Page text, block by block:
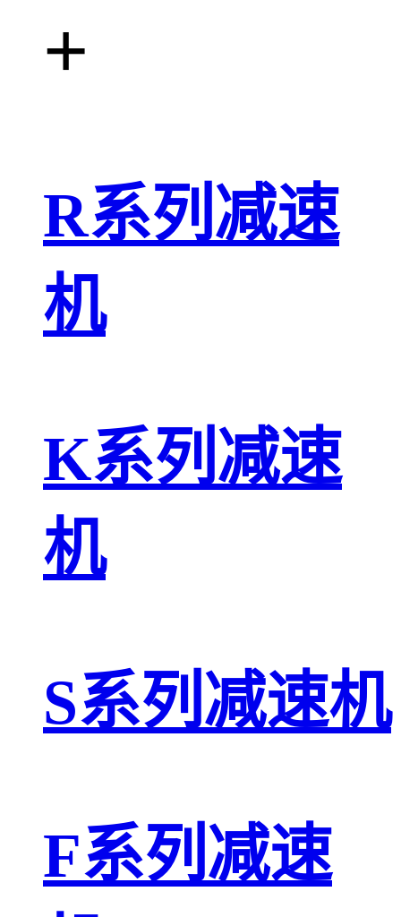
+
R系列减速
机
K系列减速
机
S系列减速机
F系列减速